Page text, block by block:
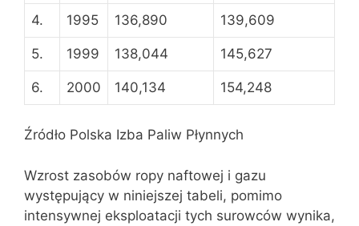
4. 1995 136,890 139,609
5. 1999 138,044 145,627
6. 2000 140,134 154,248
Źródło Polska Izba Paliw Płynnych
Wzrost zasobów ropy naftowej i gazu
występujący w niniejszej tabeli, pomimo
intensywnej eksploatacji tych surowców wynika,